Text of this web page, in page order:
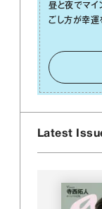
昼と夜でマイ
ごし⽅が幸運
をキープし
い⾔葉に流さ
をかけるこ
確かな安⼼感
Latest